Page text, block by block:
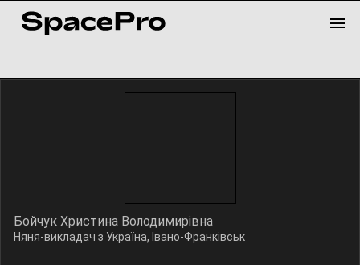
Бойчук Христина Володимирівна
Няня-викладач з Україна, Івано-Франківськ